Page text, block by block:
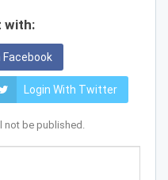
with:
Facebook
Login With Twitter
not be published.